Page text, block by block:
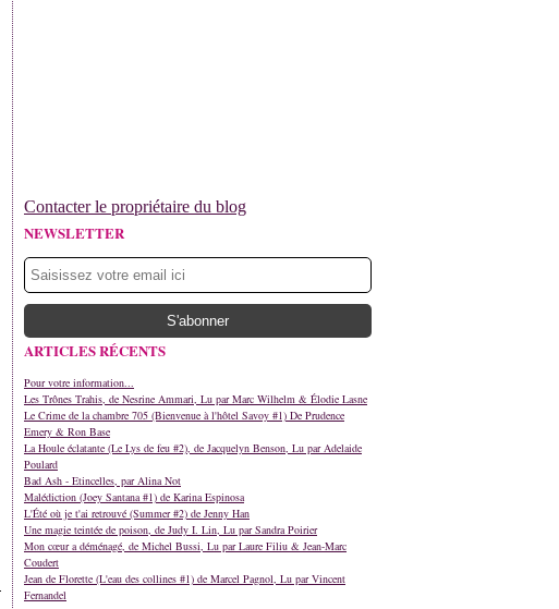
Contacter le propriétaire du blog
NEWSLETTER
ARTICLES RÉCENTS
Pour votre information...
Les Trônes Trahis, de Nesrine Ammari, Lu par Marc Wilhelm & Élodie Lasne
Le Crime de la chambre 705 (Bienvenue à l'hôtel Savoy #1) De Prudence
Emery & Ron Base
La Houle éclatante (Le Lys de feu #2), de Jacquelyn Benson, Lu par Adelaide
Poulard
Bad Ash - Etincelles, par Alina Not
Malédiction (Joey Santana #1) de Karina Espinosa
L'Été où je t'ai retrouvé (Summer #2) de Jenny Han
Une magie teintée de poison, de Judy I. Lin, Lu par Sandra Poirier
Mon cœur a déménagé, de Michel Bussi, Lu par Laure Filiu & Jean-Marc
Coudert
Jean de Florette (L'eau des collines #1) de Marcel Pagnol, Lu par Vincent
Fernandel